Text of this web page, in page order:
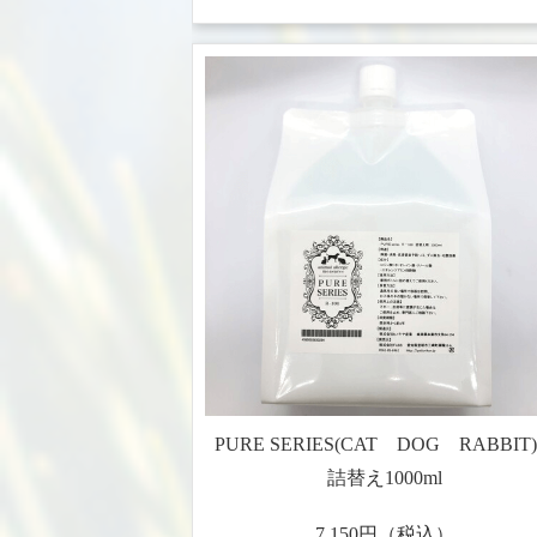
PURE SERIES(CAT DOG
詰替え1000ml